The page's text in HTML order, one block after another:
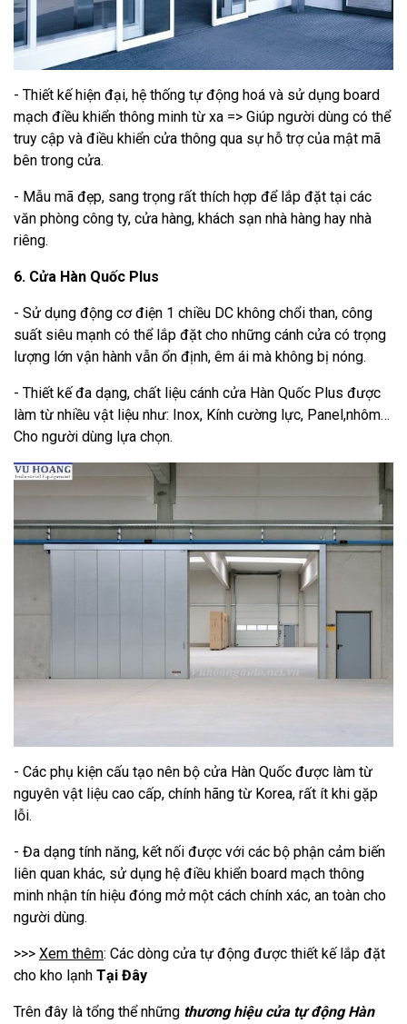
- Thiết kế hiện đại, hệ thống tự động hoá và sử dụng board
mạch điều khiển thông minh từ xa => Giúp người dùng có thể
truy cập và điều khiển cửa thông qua sự hỗ trợ của mật mã
bên trong cửa.
- Mẫu mã đẹp, sang trọng rất thích hợp để lắp đặt tại các
văn phòng công ty, cửa hàng, khách sạn nhà hàng hay nhà
riêng.
6. Cửa Hàn Quốc Plus
- Sử dụng động cơ điện 1 chiều DC không chổi than, công
suất siêu mạnh có thể lắp đặt cho những cánh cửa có trọng
lượng lớn vận hành vẫn ổn định, êm ái mà không bị nóng.
- Thiết kế đa dạng, chất liệu cánh cửa Hàn Quốc Plus được
làm từ nhiều vật liệu như: Inox, Kính cường lực, Panel,nhôm…
Cho người dùng lựa chọn.
- Các phụ kiện cấu tạo nên bộ cửa Hàn Quốc được làm từ
nguyên vật liệu cao cấp, chính hãng từ Korea, rất ít khi gặp
lỗi.
- Đa dạng tính năng, kết nối được với các bộ phận cảm biến
liên quan khác, sử dụng hệ điều khiển board mạch thông
minh nhận tín hiệu đóng mở một cách chính xác, an toàn cho
người dùng.
>>> Xem thêm: Các dòng cửa tự động được thiết kế lắp đặt
cho kho lạnh Tại Đây
Trên đây là tổng thể những thương hiệu cửa tự động Hàn